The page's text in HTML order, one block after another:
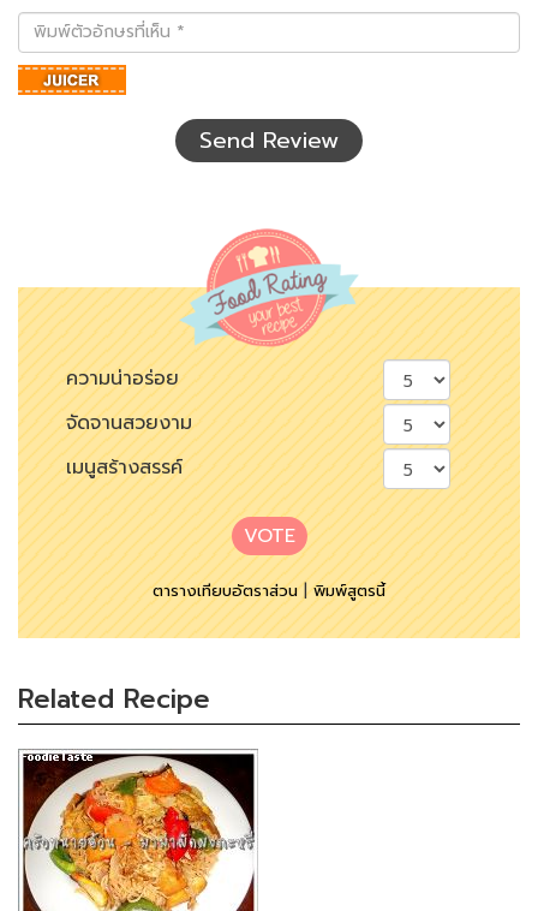
พิมพ์
ตัว
อักษร
ที่
Send Review
ความน่าอร่อย
จัดจานสวยงาม
เมนูสร้างสรรค์
VOTE
ตารางเทียบอัตราส่วน|พิมพ์สูตรนี้
Related Recipe